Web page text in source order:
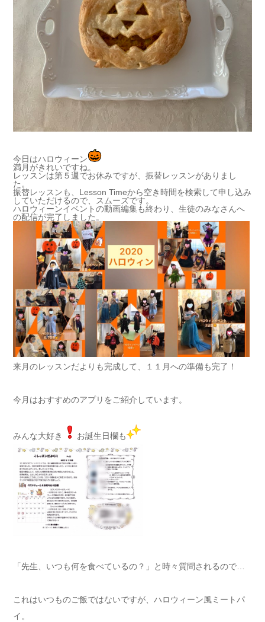
今日はハロウィーン
満月がきれいですね。
レッスンは第５週でお休みですが、振替レッスンがありまし
た。
振替レッスンも、Lesson Timeから空き時間を検索して申し込み
していただけるので、スムーズです。
ハロウィーンイベントの動画編集も終わり、生徒のみなさんへ
の配信が完了しました。
来月のレッスンだよりも完成して、１１月への準備も完了！
今月はおすすめのアプリをご紹介しています。
みんな大好き お誕生日欄も
「先生、いつも何を食べているの？」と時々質問されるので…
これはいつものご飯ではないですが、ハロウィーン風ミートパ
イ。